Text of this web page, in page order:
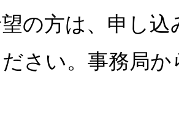
の方は、申し
ださい。事務局